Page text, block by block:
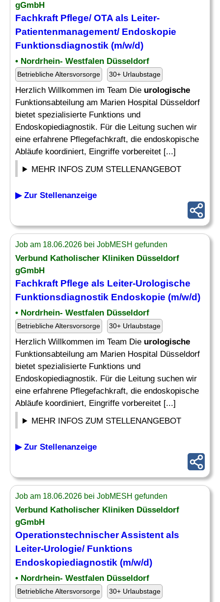
gGmbH
Fachkraft Pflege/ OTA als Leiter-
Patientenmanagement/ Endoskopie
Funktionsdiagnostik (m/w/d)
• Nordrhein- Westfalen Düsseldorf
Betriebliche Altersvorsorge 30+ Urlaubstage
Herzlich Willkommen im Team Die urologische
Funktionsabteilung am Marien Hospital Düsseldorf
bietet spezialisierte Funktions und
Endoskopiediagnostik. Für die Leitung suchen wir
eine erfahrene Pflegefachkraft, die endoskopische
Abläufe koordiniert, Eingriffe vorbereitet [...]
MEHR INFOS ZUM STELLENANGEBOT
▶ Zur Stellenanzeige
Job am 18.06.2026 bei JobMESH gefunden
Verbund Katholischer Kliniken Düsseldorf
gGmbH
Fachkraft Pflege als Leiter-Urologische
Funktionsdiagnostik Endoskopie (m/w/d)
• Nordrhein- Westfalen Düsseldorf
Betriebliche Altersvorsorge 30+ Urlaubstage
Herzlich Willkommen im Team Die urologische
Funktionsabteilung am Marien Hospital Düsseldorf
bietet spezialisierte Funktions und
Endoskopiediagnostik. Für die Leitung suchen wir
eine erfahrene Pflegefachkraft, die endoskopische
Abläufe koordiniert, Eingriffe vorbereitet [...]
MEHR INFOS ZUM STELLENANGEBOT
▶ Zur Stellenanzeige
Job am 18.06.2026 bei JobMESH gefunden
Verbund Katholischer Kliniken Düsseldorf
gGmbH
Operationstechnischer Assistent als
Leiter-Urologie/ Funktions
Endoskopiediagnostik (m/w/d)
• Nordrhein- Westfalen Düsseldorf
Betriebliche Altersvorsorge 30+ Urlaubstage